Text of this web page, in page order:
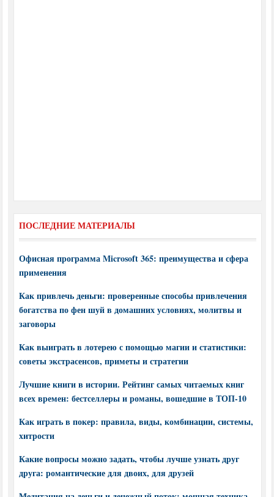
ПОСЛЕДНИЕ МАТЕРИАЛЫ
Офисная программа Microsoft 365: преимущества и сфера
применения
Как привлечь деньги: проверенные способы привлечения
богатства по фен шуй в домашних условиях, молитвы и
заговоры
Как выиграть в лотерею с помощью магии и статистики:
советы экстрасенсов, приметы и стратегии
Лучшие книги в истории. Рейтинг самых читаемых книг
всех времен: бестселлеры и романы, вошедшие в ТОП-10
Как играть в покер: правила, виды, комбинации, системы,
хитрости
Какие вопросы можно задать, чтобы лучше узнать друг
друга: романтические для двоих, для друзей